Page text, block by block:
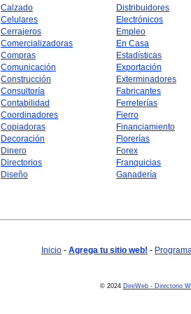
Calzado
Celulares
Cerrajeros
Comercializadoras
Compras
Comunicación
Construcción
Consultoría
Contabilidad
Coordinadores
Copiadoras
Decoración
Dinero
Directorios
Diseño
Distribuidores
Electrónicos
Empleo
En Casa
Estadísticas
Exportación
Exterminadores
Fabricantes
Ferreterías
Fierro
Financiamiento
Florerías
Forex
Franquicias
Ganadería
Inicio - Agrega tu sitio web! -
© 2024 DireWeb - Directorio